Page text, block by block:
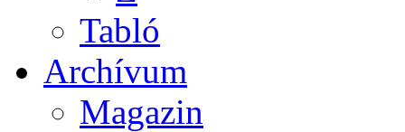
Tabló
Archívum
Magazin